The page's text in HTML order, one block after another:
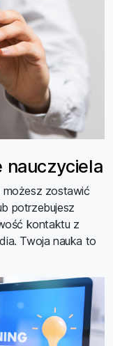
nauczyciela
możesz zostawić
potrzebujesz
kontaktu z
Twoja nauka to